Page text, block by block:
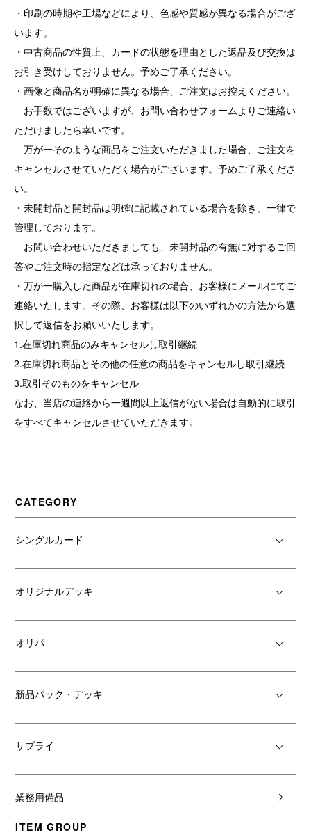
・印刷の時期や工場などにより、色感や質感が異なる場合がござ
います。
・中古商品の性質上、カードの状態を理由とした返品及び交換は
お引き受けしておりません。予めご了承ください。
・画像と商品名が明確に異なる場合、ご注文はお控えください。
お手数ではございますが、お問い合わせフォームよりご連絡い
ただけましたら幸いです。
万が一そのような商品をご注文いただきました場合、ご注文を
キャンセルさせていただく場合がございます。予めご了承くださ
い。
・未開封品と開封品は明確に記載されている場合を除き、一律で
管理しております。
お問い合わせいただきましても、未開封品の有無に対するご回
答やご注文時の指定などは承っておりません。
・万が一購入した商品が在庫切れの場合、お客様にメールにてご
連絡いたします。その際、お客様は以下のいずれかの方法から選
択して返信をお願いいたします。
1.在庫切れ商品のみキャンセルし取引継続
2.在庫切れ商品とその他の任意の商品をキャンセルし取引継続
3.取引そのものをキャンセル
なお、当店の連絡から一週間以上返信がない場合は自動的に取引
をすべてキャンセルさせていただきます。
CATEGORY
シングルカード
オリジナルデッキ
オリパ
新品パック・デッキ
サプライ
業務用備品
ITEM GROUP